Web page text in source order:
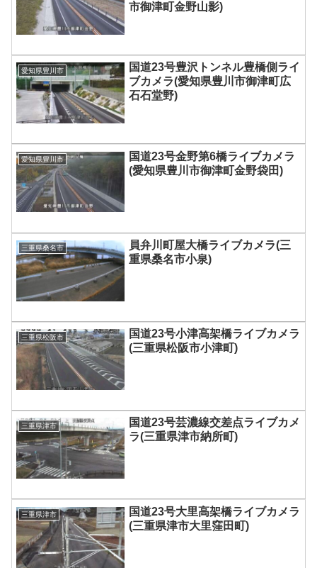
市御津町金野山影)
愛知県豊川市
国道23号豊沢トンネル豊橋側ライ
ブカメラ(愛知県豊川市御津町広
石石堂野)
愛知県豊川市
国道23号金野第6橋ライブカメラ
(愛知県豊川市御津町金野袋田)
三重県桑名市
員弁川町屋大橋ライブカメラ(三
重県桑名市小泉)
三重県松阪市
国道23号小津高架橋ライブカメラ
(三重県松阪市小津町)
三重県津市
国道23号芸濃線交差点ライブカメ
ラ(三重県津市納所町)
三重県津市
国道23号大里高架橋ライブカメラ
(三重県津市大里窪田町)